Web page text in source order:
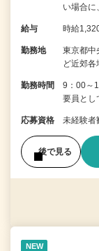
い場合
給与 時給
勤務地
東京都中
ど近郊各
勤務時間
9：00～
要員と
応募資格 未経験者
後で見る
NEW